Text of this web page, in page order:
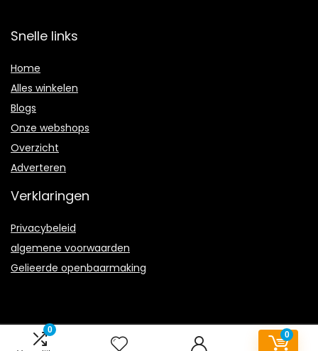
0
0
Snelle links
Home
Alles winkelen
Blogs
Onze webshops
Overzicht
Adverteren
Verklaringen
Privacybeleid
algemene voorwaarden
Gelieerde openbaarmaking
2023 © Voetbal-schoenen.nl Alle rechten voorbehouden